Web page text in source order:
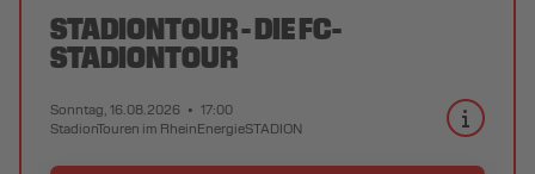
STADIONTOUR - DIE FC-
STADIONTOUR
Sonntag, 16.08.2026
17:00
StadionTouren im RheinEnergieSTADION